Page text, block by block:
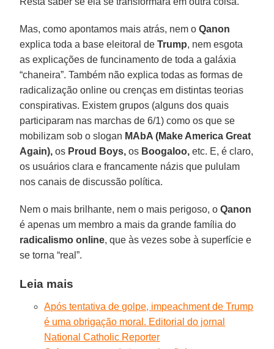
Mas, como apontamos mais atrás, nem oQanon
explica toda a base eleitoral deTrump, nem esgota
as explicações de funcinamento de toda a galáxia
“chaneira”. Também não explica todas as formas de
radicalização online ou crenças em distintas teorias
conspirativas. Existem grupos (alguns dos quais
participaram nas marchas de 6/1) como os que se
mobilizam sob o slogan MAbA (Make America Great
Again), os Proud Boys, os Boogaloo, etc. E, é claro,
os usuários clara e francamente názis que pululam
nos canais de discussão política.
Nem o mais brilhante, nem o mais perigoso, oQanon
é apenas um membro a mais da grande família do
radicalismo online, que às vezes sobe à superfície e
se torna “real”.
Leia mais
Após tentativa de golpe, impeachment de Trump
é uma obrigação moral. Editorial do jornal
National Catholic Reporter